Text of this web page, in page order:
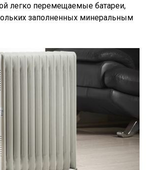
легко перемещаемые батареи,
заполненных минеральным